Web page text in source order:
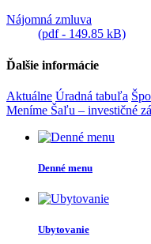
Nájomná zmluva
(pdf - 149.85 kB)
Ďalšie informácie
Aktuálne Úradná tabuľa
Meníme Šaľu – investičné
Denné menu
Ubytovanie